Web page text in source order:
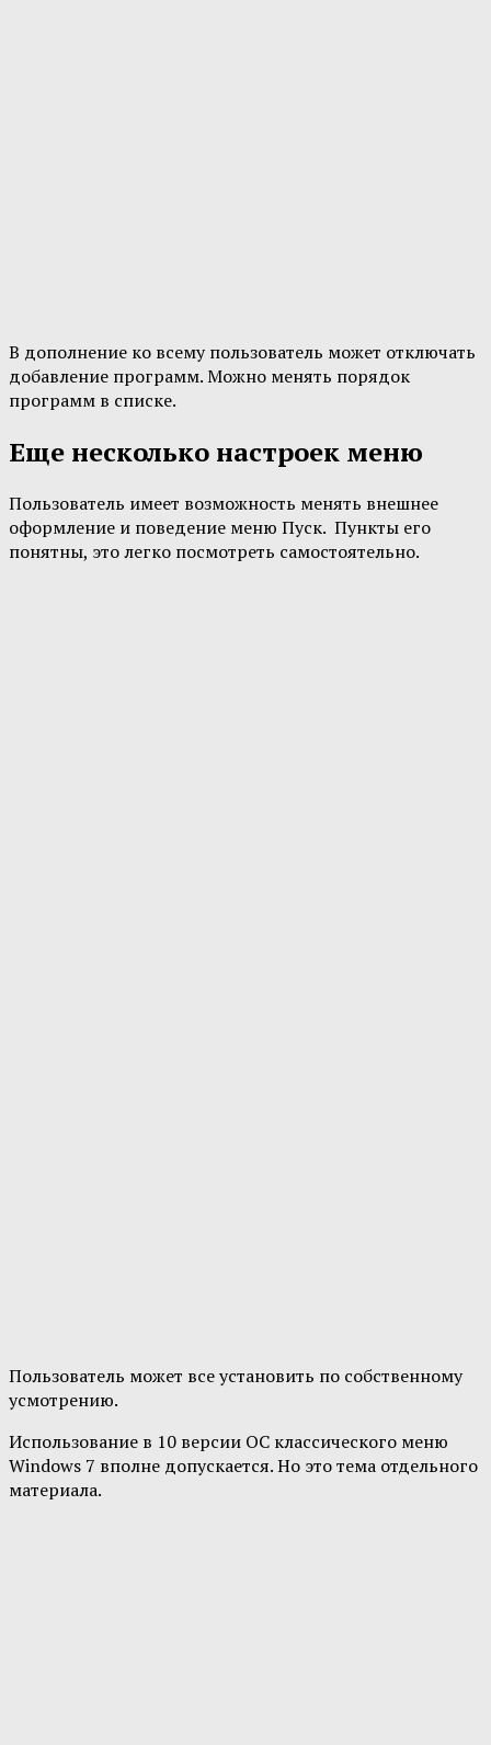
В дополнение ко всему пользователь может отключать
добавление программ. Можно менять порядок
программ в списке.
Еще несколько настроек меню
Пользователь имеет возможность менять внешнее
оформление и поведение меню Пуск. Пункты его
понятны, это легко посмотреть самостоятельно.
Пользователь может все установить по собственному
усмотрению.
Использование в 10 версии ОС классического меню
Windows 7 вполне допускается. Но это тема отдельного
материала.